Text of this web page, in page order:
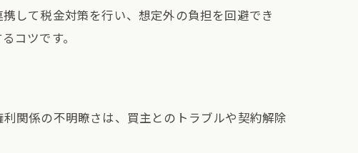
出
して税金対策を行い、想定外の負担を回避でき
コツです。
関係の不明瞭さは、買主とのトラブルや契約解除